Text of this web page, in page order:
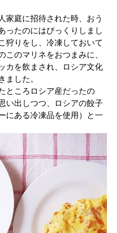
家庭に招待された時、おう
ったのにはびっくりしまし
狩りをし、冷凍しておいて
のマリネをおつまみに、
カを飲まされ、ロシア文化
した。
ところロシア産だったの
い出しつつ、ロシアの餃子
にある冷凍品を使用）と一